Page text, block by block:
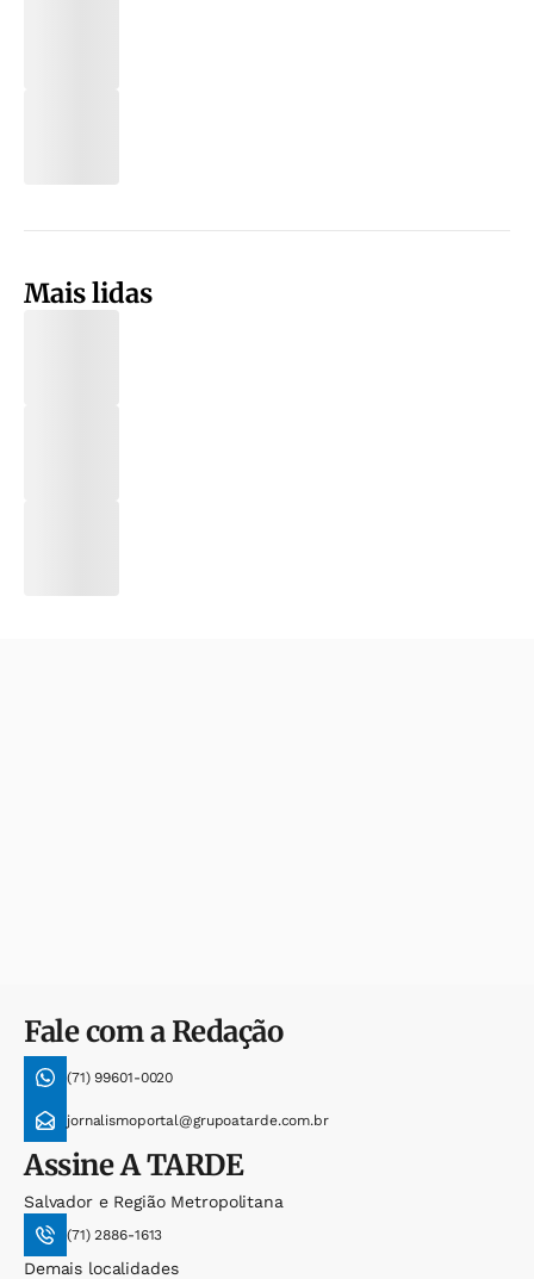
Mais lidas
Fale com a Redação
(71) 99601-0020
jornalismoportal@grupoatarde.com.br
AssineA TARDE
Salvador e Região Metropolitana
(71) 2886-1613
Demais localidades